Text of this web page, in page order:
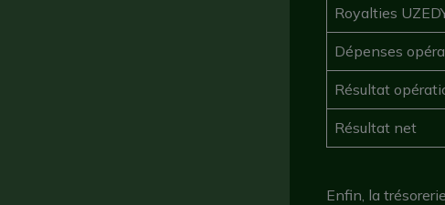
Royalties
Dépenses
Résultat
Résultat net
Enfin, la